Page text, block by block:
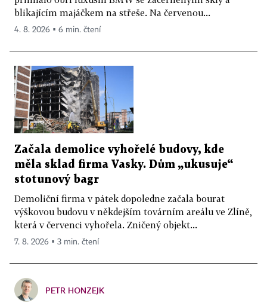
blikajícím majáčkem na střeše. Na červenou...
4. 8. 2026 ▪ 6 min. čtení
Začala demolice vyhořelé budovy, kde
měla sklad firma Vasky. Dům „ukusuje“
stotunový bagr
Demoliční firma v pátek dopoledne začala bourat
výškovou budovu v někdejším továrním areálu ve Zlíně,
která v červenci vyhořela. Zničený objekt...
7. 8. 2026 ▪ 3 min. čtení
PETR HONZEJK